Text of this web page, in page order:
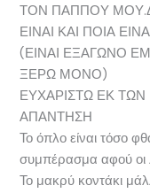
ΤΟΝ ΠΑΠΠΟΥ
ΕΙΝΑΙ ΚΑΙ ΠΟΙΑ
(ΕΙΝΑΙ ΕΞΑΓΩΝΟ
ΞΕΡΩ ΜΟΝΟ)
ΕΥΧΑΡΙΣΤΩ ΕΚ
ΑΠΑΝΤΗΣΗ
Το όπλο είναι τόσο
συμπέρασμα αφού οι
Το μακρύ κοντάκι